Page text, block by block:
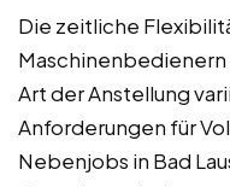
Die zeitliche
Art der Anstellung
Anforderungen für
Nebenjobs in Bad